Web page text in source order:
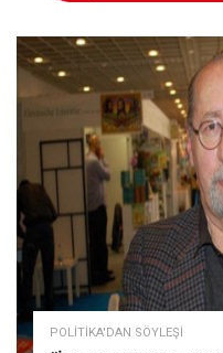
POLITIKA'DAN SÖYLEŞI